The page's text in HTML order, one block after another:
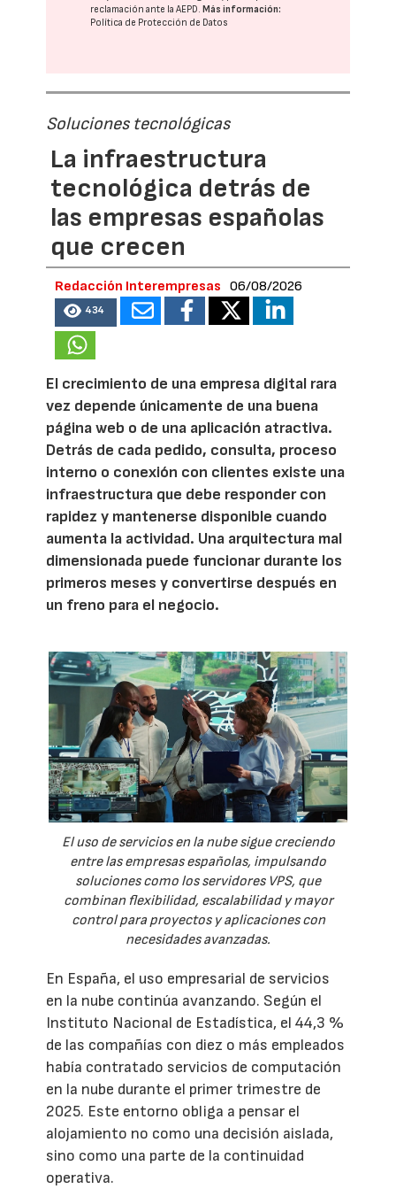
reclamación ante laAEPD. Más información:
Política de Protección de Datos
Soluciones tecnológicas
La infraestructura
tecnológica detrás de
las empresas españolas
que crecen
Redacción Interempresas 06/08/2026
434
El crecimiento de una empresa digital rara
vez depende únicamente de una buena
página web o de una aplicación atractiva.
Detrás de cada pedido, consulta, proceso
interno o conexión con clientes existe una
infraestructura que debe responder con
rapidez y mantenerse disponible cuando
aumenta la actividad. Una arquitectura mal
dimensionada puede funcionar durante los
primeros meses y convertirse después en
un freno para el negocio.
El uso de servicios en la nube sigue creciendo
entre las empresas españolas, impulsando
soluciones como los servidores VPS, que
combinan flexibilidad, escalabilidad y mayor
control para proyectos y aplicaciones con
necesidades avanzadas.
En España, el uso empresarial de servicios
en la nube continúa avanzando. Según el
Instituto Nacional de Estadística, el 44,3 %
de las compañías con diez o más empleados
había contratado servicios de computación
en la nube durante el primer trimestre de
2025. Este entorno obliga a pensar el
alojamiento no como una decisión aislada,
sino como una parte de la continuidad
operativa.